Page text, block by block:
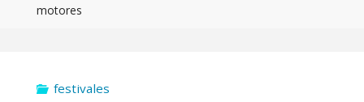
de
motores
festivales